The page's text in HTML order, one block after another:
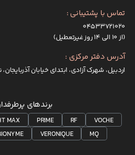
تماس با پشتیبانی :
۰۴۵۳۳۷۲۱۰۲۰
(از ۱۰ الی ۱۴ روز غیرتعطیل)
آدرس دفتر مرکزی :
اردبیل، شهرک آزادی، ابتدای خیابان
برندهای
VOCHE
RF
PRIME
MAX
MQ
VERONIQUE